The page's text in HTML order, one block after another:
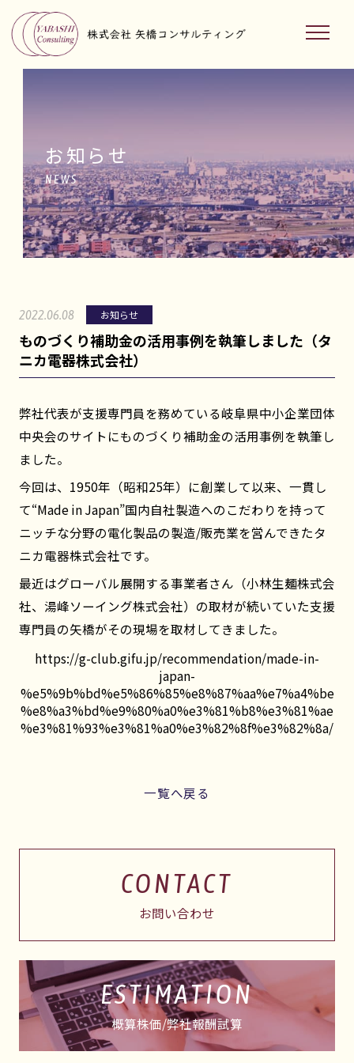
お知らせ
NEWS
2022.06.08 お知らせ
ものづくり補助金の活用事例を執筆しました（タ
ニカ電器株式会社）
弊社代表が支援専門員を務めている岐阜県中小企業団体
中央会のサイトにものづくり補助金の活用事例を執筆し
ました。
今回は、1950年（昭和25年）に創業して以来、一貫し
て“Made in Japan”国内自社製造へのこだわりを持って
ニッチな分野の電化製品の製造/販売業を営んできたタ
ニカ電器株式会社です。
最近はグローバル展開する事業者さん（小林生麺株式会
社、湯峰ソーイング株式会社）の取材が続いていた支援
専門員の矢橋がその現場を取材してきました。
https://g-club.gifu.jp/recommendation/made-in-
japan-
%e5%9b%bd%e5%86%85%e8%87%aa%e7%a4%be
%e8%a3%bd%e9%80%a0%e3%81%b8%e3%81%ae
%e3%81%93%e3%81%a0%e3%82%8f%e3%82%8a/
一覧へ戻る
CONTACT
お問い合わせ
ESTIMATION
概算株価/弊社報酬試算